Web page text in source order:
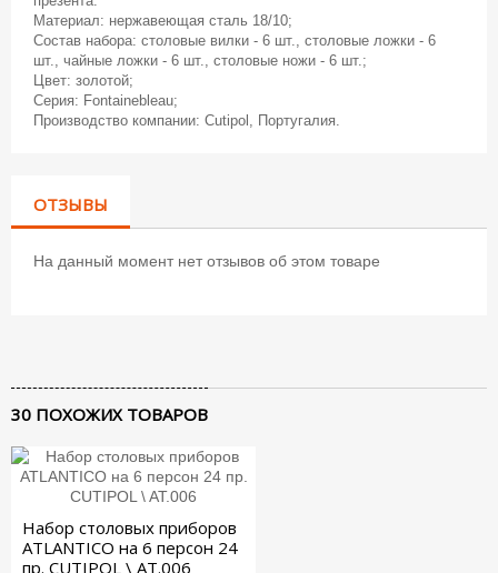
Материал: нержавеющая сталь 18/10;
Состав набора: столовые вилки - 6 шт., столовые ложки - 6
шт., чайные ложки - 6 шт., столовые ножи - 6 шт.;
Цвет: золотой;
Серия: Fontainebleau;
Производство компании: Cutipol, Португалия.
ОТЗЫВЫ
На данный момент нет отзывов об этом товаре
30 ПОХОЖИХ ТОВАРОВ
Набор столовых приборов
ATLANTICO на 6 персон 24
пр. CUTIPOL \ AT.006